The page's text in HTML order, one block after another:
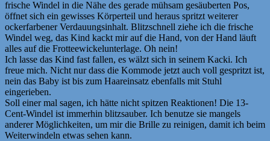
frische Windel in die Nähe des gerade mühsam gesäuberten Pos,
öffnet sich ein gewisses Körperteil und heraus spritzt weiterer
ockerfarbener Verdauungsinhalt. Blitzschnell ziehe ich die frische
Windel weg, das Kind kackt mir auf die Hand, von der Hand läuft
alles auf die Frotteewickelunterlage. Oh nein!
Ich lasse das Kind fast fallen, es wälzt sich in seinem Kacki. Ich
freue mich. Nicht nur dass die Kommode jetzt auch voll gespritzt ist,
nein das Baby ist bis zum Haareinsatz ebenfalls mit Stuhl
eingerieben.
Soll einer mal sagen, ich hätte nicht spitzen Reaktionen! Die 13-
Cent-Windel ist immerhin blitzsauber. Ich benutze sie mangels
anderer Möglichkeiten, um mir die Brille zu reinigen, damit ich beim
Weiterwindeln etwas sehen kann.